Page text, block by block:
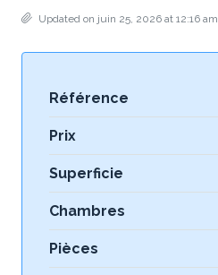
Updated on juin 25, 2026 at 12:16 am
Référence
Prix
Superficie
Chambres
Pièces